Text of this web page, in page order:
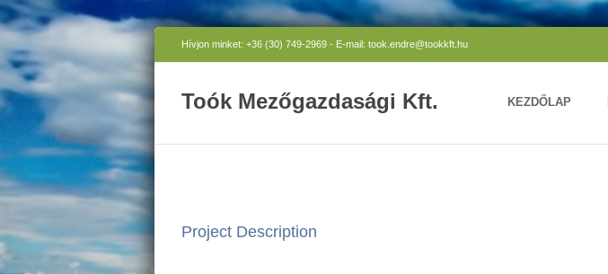
Hívjon minket: +36 (30) 749-2969 - E-mail: took.endre@tookkft.hu
Toók Mezőgazdasági Kft. KEZDŐLAP
Project Description